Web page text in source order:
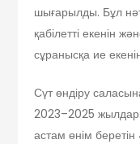
шығарылды. Бұл
қабілетті екенін
сұранысқа ие
Сүт өндіру
2023–2025
астам өнім